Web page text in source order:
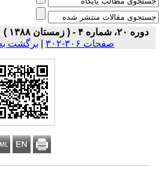
دوره ۲۰، شماره ۴ - ( زمستان ۱۳۸۸ )
صفحات ۳۰۶-۳۰۲
| برگشت